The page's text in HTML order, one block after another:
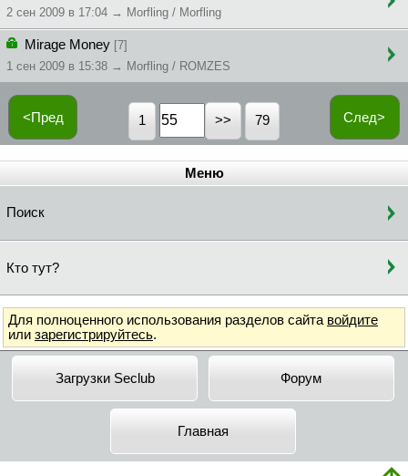
2 сен 2009 в 17:04 → Morfling / Morfling
Mirage Money [7]
1 сен 2009 в 15:38 → Morfling / ROMZES
<Пред След>
1 79
Меню
Поиск
Кто тут?
Для полноценного использования разделов сайта войдите
или зарегистрируйтесь.
Загрузки Seclub Форум
Главная